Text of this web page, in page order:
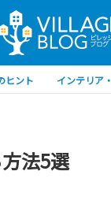
ヒント インテリア
法5選